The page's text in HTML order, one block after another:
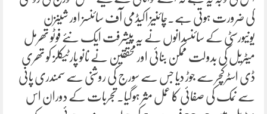
کی ضرورت ہوتی ہے۔چائنیز اکیڈمی آف سائنسز اور شینزن
یونیورسٹی کے سائنسدانوں نے یہ پیشرفت ایک نئے فوٹو تھرمل
میٹریل کی بدولت ممکن بنائی اور محققین نے نانو پارٹیکلز کو تھری
ڈی اسٹرکچر سے جوڑ دیا جس سے سورج کی روشنی سے سمندری پانی
سے نمک کی صفائی کا عمل مثر ہوگیا۔تجربات کے دوران اس